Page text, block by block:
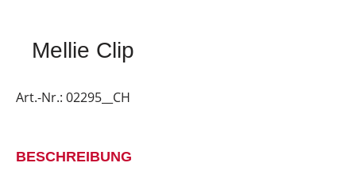
Mellie Clip
Art.-Nr.: 02295__CH
BESCHREIBUNG